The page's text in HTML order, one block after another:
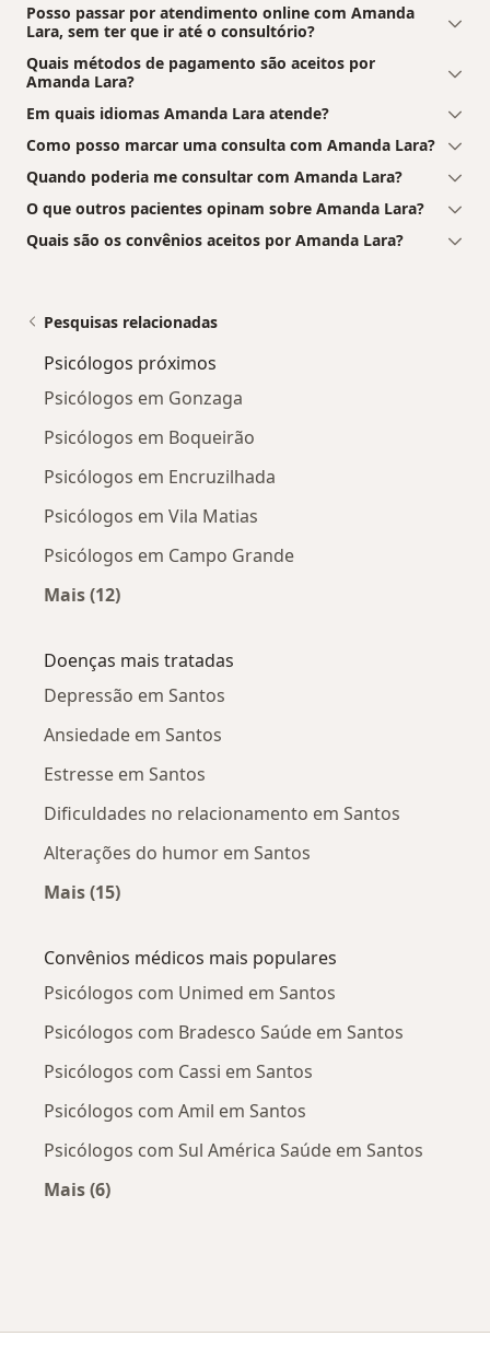
Posso passar por atendimento online com Amanda
Lara, sem ter que ir até o consultório?
Quais métodos de pagamento são aceitos por
Amanda Lara?
Em quais idiomas Amanda Lara atende?
Como posso marcar uma consulta com Amanda Lara?
Quando poderia me consultar com Amanda Lara?
O que outros pacientes opinam sobre Amanda Lara?
Quais são os convênios aceitos por Amanda Lara?
Pesquisas relacionadas
Psicólogos próximos
Psicólogos em Gonzaga
Psicólogos em Boqueirão
Psicólogos em Encruzilhada
Psicólogos em Vila Matias
Psicólogos em Campo Grande
Mais (12)
Doenças mais tratadas
Depressão em Santos
Ansiedade em Santos
Estresse em Santos
Dificuldades no relacionamento em Santos
Alterações do humor em Santos
Mais (15)
Convênios médicos mais populares
Psicólogos com Unimed em Santos
Psicólogos com Bradesco Saúde em Santos
Psicólogos com Cassi em Santos
Psicólogos com Amil em Santos
Psicólogos com Sul América Saúde em Santos
Mais (6)